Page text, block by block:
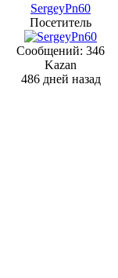
SergeyPn60
Посетитель
Сообщений: 346
Kazan
486 дней назад